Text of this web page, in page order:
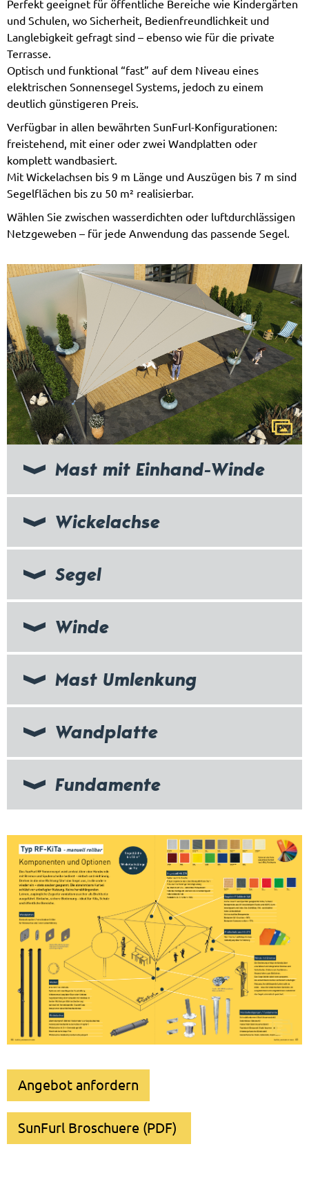
Perfekt geeignet für öffentliche Bereiche wie Kindergärten
und Schulen, wo Sicherheit, Bedienfreundlichkeit und
Langlebigkeit gefragt sind – ebenso wie für die private
Terrasse.
Optisch und funktional “fast” auf dem Niveau eines
elektrischen Sonnensegel Systems, jedoch zu einem
deutlich günstigeren Preis.
Verfügbar in allen bewährten SunFurl-Konfigurationen:
freistehend, mit einer oder zwei Wandplatten oder
komplett wandbasiert.
Mit Wickelachsen bis 9 m Länge und Auszügen bis 7 m sind
Segelflächen bis zu 50 m² realisierbar.
Wählen Sie zwischen wasserdichten oder luftdurchlässigen
Netzgeweben – für jede Anwendung das passende Segel.
Mast mit Einhand-Winde
Wickelachse
Segel
Winde
Mast Umlenkung
Wandplatte
Fundamente
Angebot anfordern
SunFurl Broschuere (PDF)